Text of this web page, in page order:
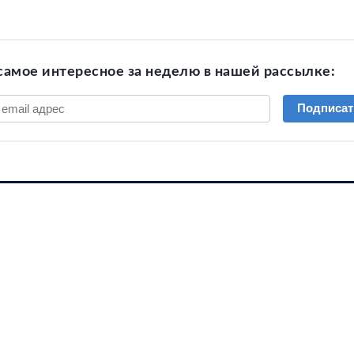
интересное за неделю в нашей рассылке: